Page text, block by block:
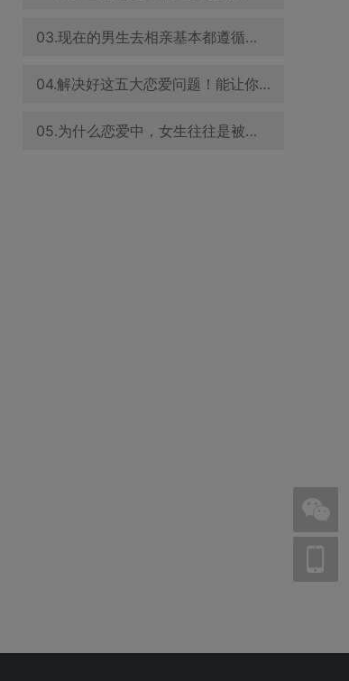
03.现在的男生去相亲基本都遵循一个333原则
04.解决好这五大恋爱问题！能让你的感情更长久！
05.为什么恋爱中，女生往往是被动的那一个？